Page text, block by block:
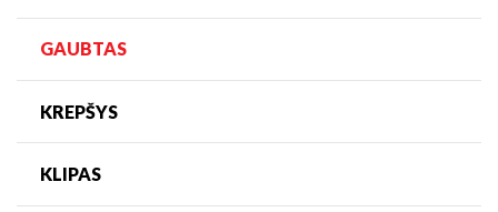
GAUBTAS
KREPŠYS
KLIPAS